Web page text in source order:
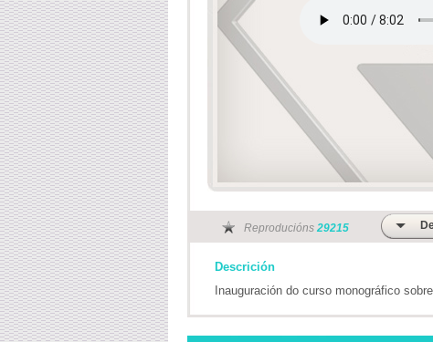
Reproducións 29215
Descrición
Inauguración do curso monográfico